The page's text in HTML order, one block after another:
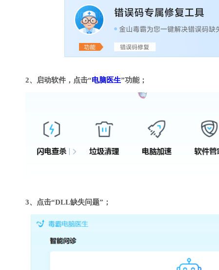
2、启动软件，点击“电脑医生”功能；
3、点击“DLL缺失问题”；